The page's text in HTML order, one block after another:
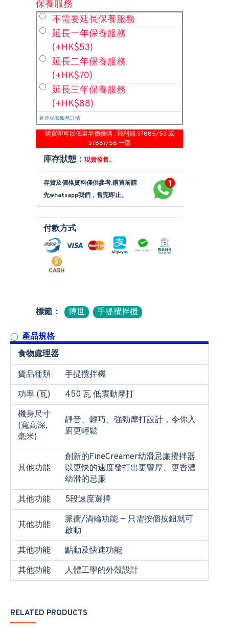
保養服務
不需要延長保養服務
延長一年保養服務
(+HK$53)
延長二年保養服務
(+HK$70)
延長三年保養服務
(+HK$88)
延長保養服務詳情
購買即可以低至半價換購 , 飛利浦 S7885/53 或
S7887/58 一部
庫存狀態： 現貨發售。
存貨及價格資料僅供參考,購買前請
先whatsapp我們，售完即止。
付款方式
標籤： 博世 手提攪拌機
產品規格
食物處理器
貨品種類
手提攪拌機
功率 (瓦)
450 瓦 低震動摩打
機身尺寸
(寬高深,
毫米)
靜音、輕巧、強勁摩打設計，令你入
廚更輕鬆
其他功能
創新的FineCreamer幼滑忌廉攪拌器
以更快的速度發打出更豐厚、更香濃
幼滑的忌廉
其他功能
5段速度選擇
其他功能
脈衝/渦輪功能 — 只需按個按鈕就可
啟動
其他功能
點動及快速功能
其他功能
人體工學的外殼設計
RELATED PRODUCTS